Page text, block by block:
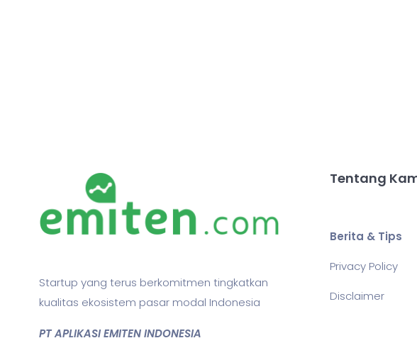
Startup yang terus berkomitmen tingkatkan
kualitas ekosistem pasar modal Indonesia
PT APLIKASI EMITEN INDONESIA
Tentang
Berita & Tips
Privacy Policy
Disclaimer